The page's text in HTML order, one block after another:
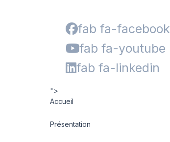
fab fa-facebook
fab fa-youtube
fab fa-linkedin
">
Accueil
Présentation